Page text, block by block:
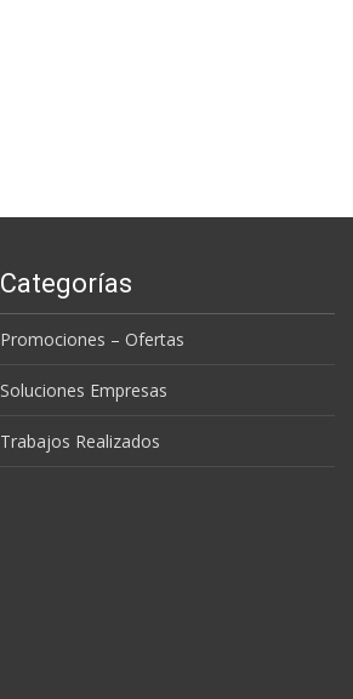
Categorías
Promociones – Ofertas
Soluciones Empresas
Trabajos Realizados